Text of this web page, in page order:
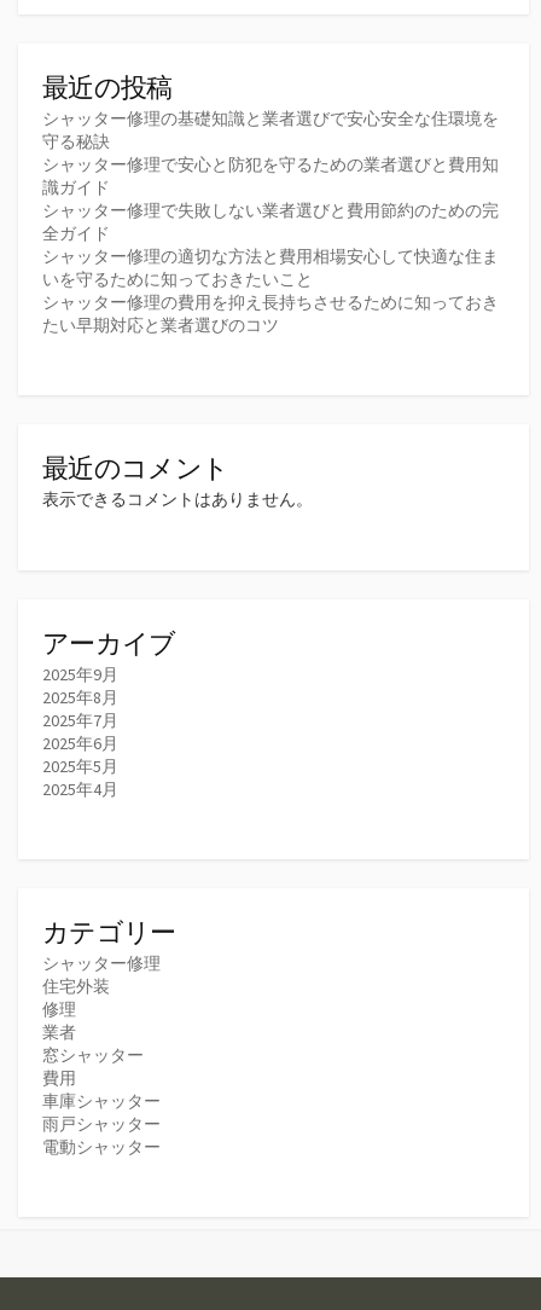
り
最近の投稿
シャッター修理の基礎知識と業者選びで安心安全な住環境を
守る秘訣
シャッター修理で安心と防犯を守るための業者選びと費用知
識ガイド
シャッター修理で失敗しない業者選びと費用節約のための完
全ガイド
シャッター修理の適切な方法と費用相場安心して快適な住ま
いを守るために知っておきたいこと
シャッター修理の費用を抑え長持ちさせるために知っておき
たい早期対応と業者選びのコツ
最近のコメント
表示できるコメントはありません。
アーカイブ
2025年9月
2025年8月
2025年7月
2025年6月
2025年5月
2025年4月
カテゴリー
シャッター修理
住宅外装
修理
業者
窓シャッター
費用
車庫シャッター
雨戸シャッター
電動シャッター